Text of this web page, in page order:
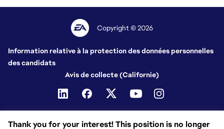
Thank you for your interest! This position is no longer
Copyright © 2026
Information relative à la protection des données personnelles
des candidats
Avis de collecte (Californie)